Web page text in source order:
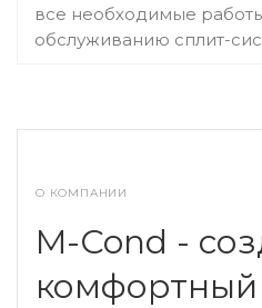
условий и средств,
антибактериальной
климатического агрегата
обусловлено появлением
все необходимые
обслуживанию сплит-
О КОМПАНИИ
M-Cond -